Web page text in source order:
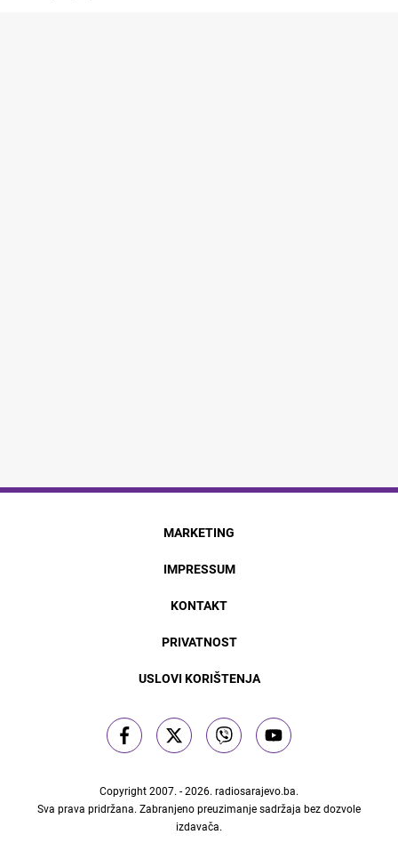
MARKETING
IMPRESSUM
KONTAKT
PRIVATNOST
USLOVI KORIŠTENJA
Copyright 2007. - 2026. radiosarajevo.ba.
Sva prava pridržana. Zabranjeno preuzimanje sadržaja bez dozvole
izdavača.